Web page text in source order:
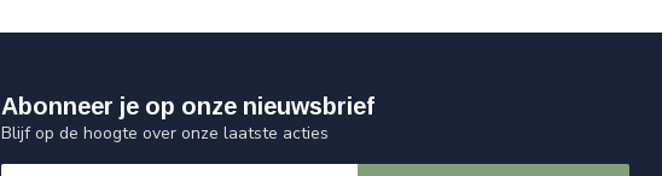
Abonneer je op onze nieuwsbrief
Blijf op de hoogte over onze laatste acties